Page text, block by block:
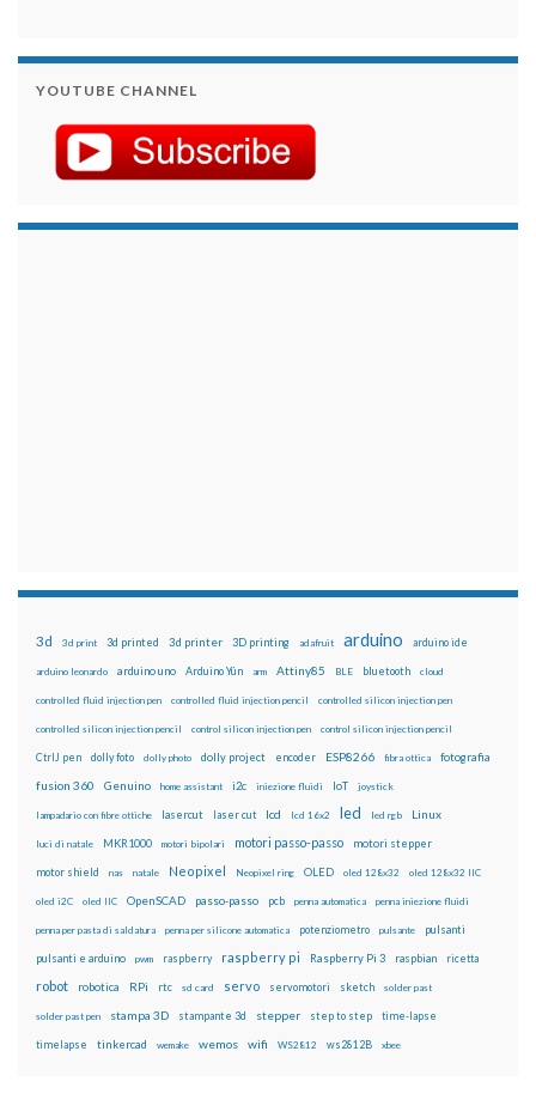
YOUTUBE CHANNEL
3d 3d print 3d printed 3d printer 3D printing adafruit arduino arduino ide
arduino leonardo arduino uno Arduino Yún arm Attiny85 BLE bluetooth cloud
controlled fluid injection pen controlled fluid injection pencil controlled silicon injection pen
controlled silicon injection pencil control silicon injection pen control silicon injection pencil
CtrlJ pen dolly foto dolly photo dolly project encoder ESP8266 fibra ottica fotografia
fusion 360 Genuino home assistant i2c iniezione fluidi IoT joystick
lampadario con fibre ottiche lasercut laser cut lcd lcd 16x2 led led rgb Linux
luci di natale MKR1000 motori bipolari motori passo-passo motori stepper
motor shield nas natale Neopixel Neopixel ring OLED oled 128x32 oled 128x32 IIC
oled i2C oled IIC OpenSCAD passo-passo pcb penna automatica penna iniezione fluidi
penna per pasta di saldatura penna per silicone automatica potenziometro pulsante pulsanti
pulsanti e arduino pwm raspberry raspberry pi Raspberry Pi 3 raspbian ricetta
robot robotica RPi rtc sd card servo servomotori sketch solder past
solder past pen stampa 3D stampante 3d stepper step to step time-lapse
timelapse tinkercad wemake wemos wifi WS2812 ws2812B xbee